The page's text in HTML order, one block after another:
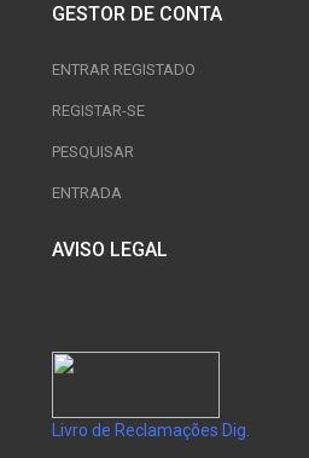
GESTOR DE CONTA
ENTRAR REGISTADO
REGISTAR-SE
PESQUISAR
ENTRADA
AVISO LEGAL
Livro de Reclamações Dig.